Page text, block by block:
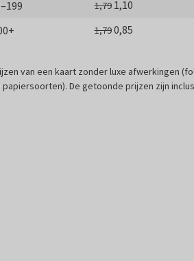
1,79 1,10
1,790,85
van een kaart zonder luxe afwerkingen
De getoonde prijzen zijn